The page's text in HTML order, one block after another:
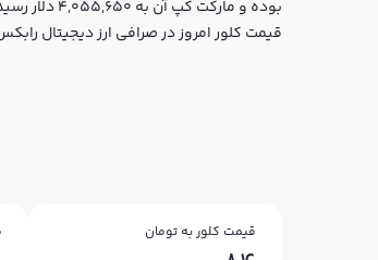
بوده و
قیمت کلور امروز در صرافی ارز دیجیتال
قیمت کلور به تومان